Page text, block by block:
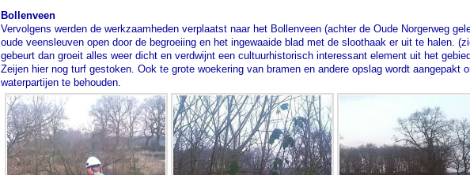
Bollenveen
Vervolgens werden de werkzaamheden verplaatst naar het Bollenveen (achter de Oude Norgerweg
oude veensleuven open door de begroeiing en het ingewaaide blad met de sloothaak er uit te halen.
gebeurt dan groeit alles weer dicht en verdwijnt een cultuurhistorisch interessant element uit het
Zeijen hier nog turf gestoken. Ook te grote woekering van bramen en andere opslag wordt aangepakt
waterpartijen te behouden.